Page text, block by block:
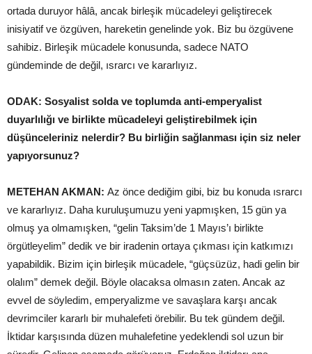
ortada duruyor hâlâ, ancak birleşik mücadeleyi geliştirecek
inisiyatif ve özgüven, hareketin genelinde yok. Biz bu özgüvene
sahibiz. Birleşik mücadele konusunda, sadece NATO
gündeminde de değil, ısrarcı ve kararlıyız.
ODAK: Sosyalist solda ve toplumda anti-emperyalist
duyarlılığı ve birlikte mücadeleyi geliştirebilmek için
düşünceleriniz nelerdir? Bu birliğin sağlanması için siz neler
yapıyorsunuz?
METEHAN AKMAN: Az önce dediğim gibi, biz bu konuda ısrarcı
ve kararlıyız. Daha kuruluşumuzu yeni yapmışken, 15 gün ya
olmuş ya olmamışken, “gelin Taksim’de 1 Mayıs’ı birlikte
örgütleyelim” dedik ve bir iradenin ortaya çıkması için katkımızı
yapabildik. Bizim için birleşik mücadele, “güçsüzüz, hadi gelin bir
olalım” demek değil. Böyle olacaksa olmasın zaten. Ancak az
evvel de söyledim, emperyalizme ve savaşlara karşı ancak
devrimciler kararlı bir muhalefeti örebilir. Bu tek gündem değil.
İktidar karşısında düzen muhalefetine yedeklendi sol uzun bir